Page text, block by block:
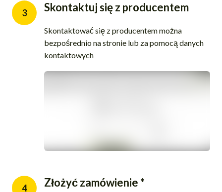
3 Skontaktuj się z producentem
Skontaktować się z producentem można
bezpośrednio na stronie lub za pomocą danych
kontaktowych
4 Złożyć zamówienie *